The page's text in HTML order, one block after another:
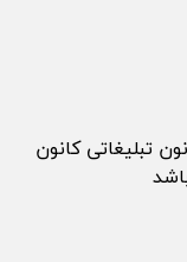
تبلیغاتی کانون